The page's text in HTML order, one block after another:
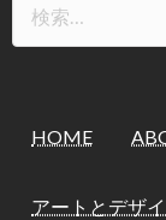
HOME
アートとデザ